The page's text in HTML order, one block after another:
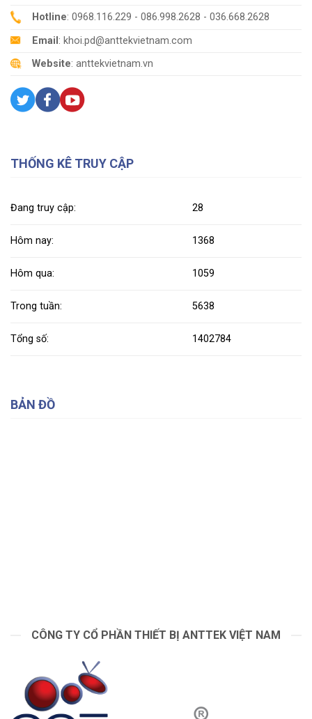
Hotline: 0968.116.229 - 086.998.2628 - 036.668.2628
Email : khoi.pd@anttekvietnam.com
Website: anttekvietnam.vn
THỐNG KÊ TRUY CẬP
Đang truy cập: 28
Hôm nay: 1368
Hôm qua: 1059
Trong tuần: 5638
Tổng số: 1402784
BẢN ĐỒ
CÔNG TY CỔ PHẦN THIẾT BỊ ANTTEK VIỆT NAM